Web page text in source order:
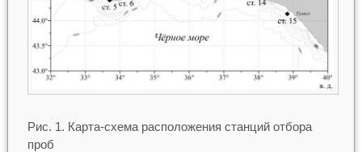
Рис. 1. Карта-схема расположения станций отбора
проб